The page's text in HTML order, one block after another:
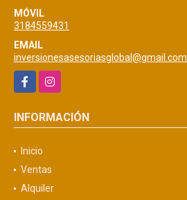
MÓVIL
3184559431
EMAIL
inversionesasesoriasglobal@gmail.com
FacebookInstagram
INFORMACIÓN
Inicio
Ventas
Alquiler